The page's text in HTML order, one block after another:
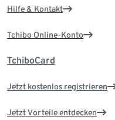
Hilfe & Kontakt
Tchibo Online-Konto
TchiboCard
Jetzt kostenlos registrieren
Jetzt Vorteile entdecken